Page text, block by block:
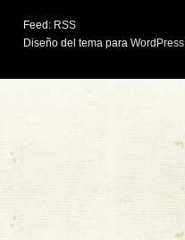
Feed: RSS
Diseño del tema para WordPress